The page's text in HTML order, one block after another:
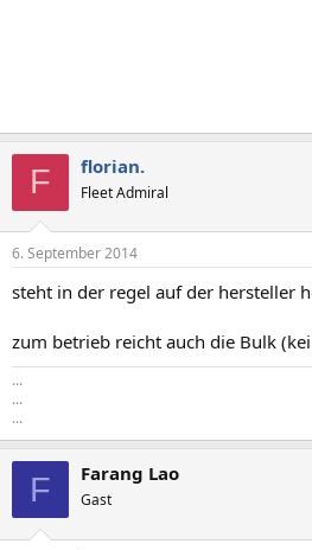
F florian.
Fleet Admiral
6. September 2014
steht in der regel auf der hersteller
zum betrieb reicht auch die Bulk
...
...
...
F Farang Lao
Gast